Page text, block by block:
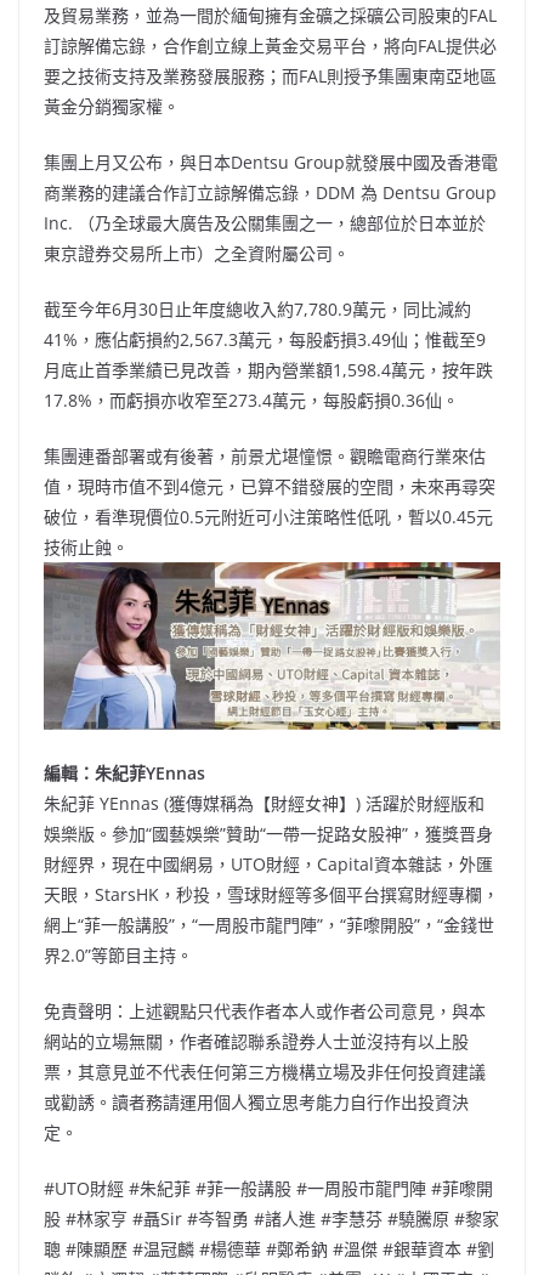
及貿易業務，並為一間於緬甸擁有金礦之採礦公司股東的FAL
訂諒解備忘錄，合作創立線上黃金交易平台，將向FAL提供必
要之技術支持及業務發展服務；而FAL則授予集團東南亞地區
黃金分銷獨家權。
集團上月又公布，與日本Dentsu Group就發展中國及香港電
商業務的建議合作訂立諒解備忘錄，DDM 為 Dentsu Group
Inc. （乃全球最大廣告及公關集團之一，總部位於日本並於
東京證券交易所上市）之全資附屬公司。
截至今年6月30日止年度總收入約7,780.9萬元，同比減約
41%，應佔虧損約2,567.3萬元，每股虧損3.49仙；惟截至9
月底止首季業績已見改善，期內營業額1,598.4萬元，按年跌
17.8%，而虧損亦收窄至273.4萬元，每股虧損0.36仙。
集團連番部署或有後著，前景尤堪憧憬。觀瞻電商行業來估
值，現時市值不到4億元，已算不錯發展的空間，未來再尋突
破位，看準現價位0.5元附近可小注策略性低吼，暫以0.45元
技術止蝕。
編輯：朱紀菲YEnnas
朱紀菲 YEnnas (獲傳媒稱為【財經女神】) 活躍於財經版和
娛樂版。參加“國藝娛樂”贊助“一帶一捉路女股神”，獲獎晋身
財經界，現在中國網易，UTO財經，Capital資本雜誌，外匯
天眼，StarsHK，秒投，雪球財經等多個平台撰寫財經專欄，
網上“菲一般講股”，“一周股市龍門陣”，“菲嚟開股”，“金錢世
界2.0”等節目主持。
免責聲明：上述觀點只代表作者本人或作者公司意見，與本
網站的立場無關，作者確認聯系證券人士並沒持有以上股
票，其意見並不代表任何第三方機構立場及非任何投資建議
或勸誘。讀者務請運用個人獨立思考能力自行作出投資決
定。
#UTO財經 #朱紀菲 #菲一般講股 #一周股市龍門陣 #菲嚟開
股 #林家亨 #聶Sir #岑智勇 #諸人進 #李慧芬 #驍騰原 #黎家
聰 #陳顯歷 #温冠麟 #楊德華 #鄭希鈉 #溫傑 #銀華資本 #劉